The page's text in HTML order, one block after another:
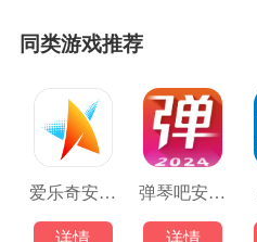
同类游戏推荐
爱乐奇安卓版 弹琴吧安卓版